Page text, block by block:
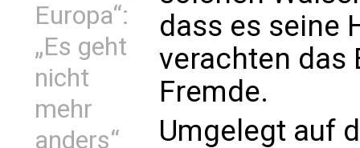
Europa“:
„Es geht
nicht
mehr
anders“
dass es seine
verachten das
Fremde.
Umgelegt auf